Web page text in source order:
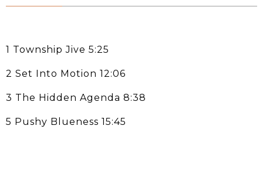
1 Township Jive 5:25
2 Set Into Motion 12:06
3 The Hidden Agenda 8:38
5 Pushy Blueness 15:45